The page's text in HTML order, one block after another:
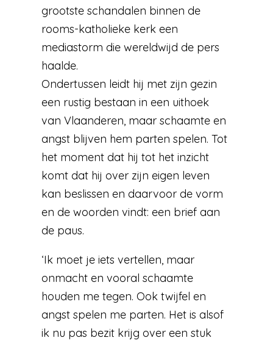
grootste schandalen binnen de
rooms-katholieke kerk een
mediastorm die wereldwijd de pers
haalde.
Ondertussen leidt hij met zijn gezin
een rustig bestaan in een uithoek
van Vlaanderen, maar schaamte en
angst blijven hem parten spelen. Tot
het moment dat hij tot het inzicht
komt dat hij over zijn eigen leven
kan beslissen en daarvoor de vorm
en de woorden vindt: een brief aan
de paus.
‘Ik moet je iets vertellen, maar
onmacht en vooral schaamte
houden me tegen. Ook twijfel en
angst spelen me parten. Het is alsof
ik nu pas bezit krijg over een stuk